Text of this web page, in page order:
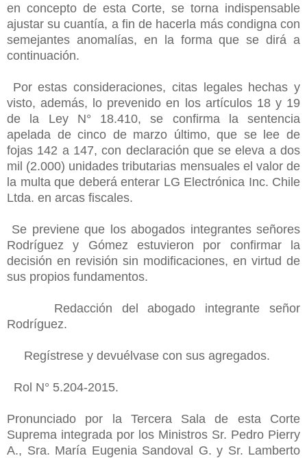
en concepto de esta Corte, se torna indispensable
ajustar su cuantía, a fin de hacerla más condigna con
semejantes anomalías, en la forma que se dirá a
continuación.
Por estas consideraciones, citas legales hechas y
visto, además, lo prevenido en los artículos 18 y 19
de la Ley N° 18.410, se confirma la sentencia
apelada de cinco de marzo último, que se lee de
fojas 142 a 147, con declaración que se eleva a dos
mil (2.000) unidadestributarias mensuales el valor de
la multa que deberá enterar LG Electrónica Inc. Chile
Ltda. en arcas fiscales.
Se previene que los abogados integrantes señores
Rodríguez y Gómez estuvieron por confirmar la
decisión en revisión sin modificaciones, en virtud de
sus propios fundamentos.
Redacción del abogado integrante señor
Rodríguez.
Regístrese y devuélvase con sus agregados.
Rol N° 5.204-2015.
Pronunciado por la Tercera Sala de esta Corte
Suprema integrada por los Ministros Sr. Pedro Pierry
A., Sra. María Eugenia Sandoval G. y Sr. Lamberto